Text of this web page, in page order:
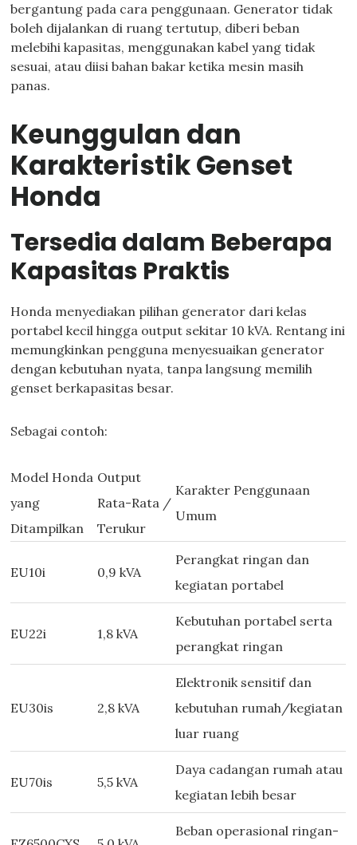
bergantung pada cara penggunaan. Generator tidak
boleh dijalankan di ruang tertutup, diberi beban
melebihi kapasitas, menggunakan kabel yang tidak
sesuai, atau diisi bahan bakar ketika mesin masih
panas.
Keunggulan dan
Karakteristik Genset
Honda
Tersedia dalam Beberapa
Kapasitas Praktis
Honda menyediakan pilihan generator dari kelas
portabel kecil hingga output sekitar 10 kVA. Rentang ini
memungkinkan pengguna menyesuaikan generator
dengan kebutuhan nyata, tanpa langsung memilih
genset berkapasitas besar.
Sebagai contoh:
Model Honda
yang
Ditampilkan
Output
Rata-Rata /
Terukur
Karakter Penggunaan
Umum
EU10i 0,9 kVA
Perangkat ringan dan
kegiatan portabel
EU22i 1,8 kVA
Kebutuhan portabel serta
perangkat ringan
EU30is 2,8 kVA
Elektronik sensitif dan
kebutuhan rumah/kegiatan
luar ruang
EU70is 5,5 kVA
Daya cadangan rumah atau
kegiatan lebih besar
Beban operasional ringan-